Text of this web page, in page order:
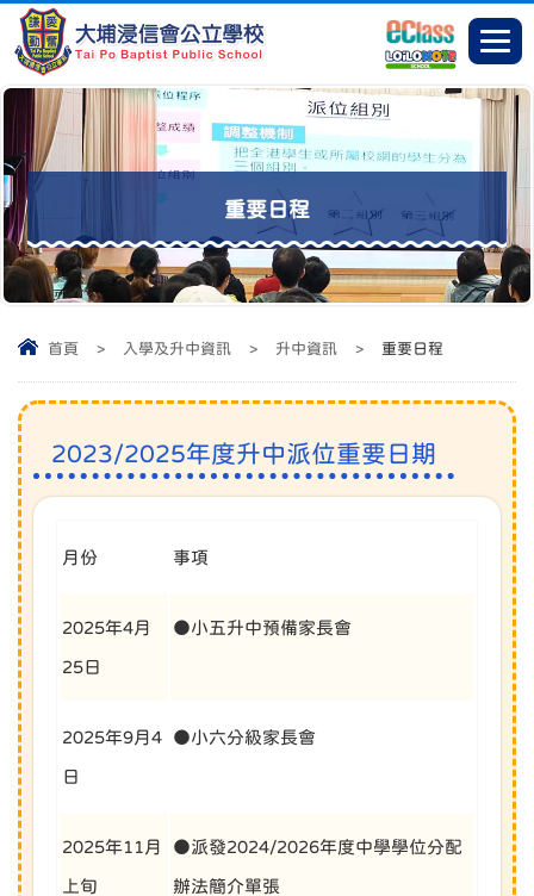
重要日程
首頁 > 入學及升中資訊 > 升中資訊 > 重要日程
2023/2025年度升中派位重要日期
月份 事項
2025年4月
25日
●小五升中預備家長會
2025年9月4
日
●小六分級家長會
2025年11月
上旬
●派發2024/2026年度中學學位分配
辦法簡介單張